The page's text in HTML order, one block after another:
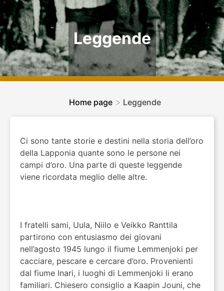
Leggende
Home page > Leggende
Ci sono tante storie e destini nella storia dell’oro
della Lapponia quante sono le persone nei
campi d’oro. Una parte di queste leggende
viene ricordata meglio delle altre.
I fratelli sami, Uula, Niilo e Veikko Ranttila
partirono con entusiasmo dei giovani
nell’agosto 1945 lungo il fiume Lemmenjoki per
cacciare, pescare e cercare d’oro. Provenienti
dal fiume Inari, i luoghi di Lemmenjoki li erano
familiari. Chiesero consiglio a Kaapin Jouni, che